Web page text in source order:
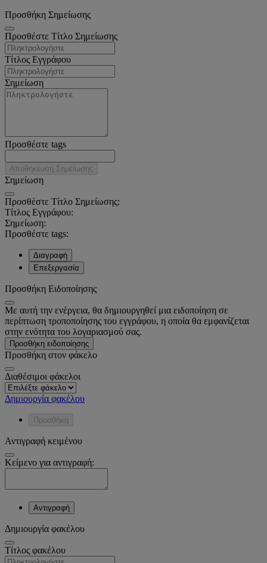
Προσθήκη Σημείωσης
Προσθέστε Τίτλο Σημείωσης
Τίτλος Εγγράφου
Σημείωση
Προσθέστε tags
Αποθήκευση Σημείωσης
Σημείωση
Προσθέστε Τίτλο Σημείωσης:
Τίτλος Εγγράφου:
Σημείωση:
Προσθέστε tags:
Διαγραφή
Επεξεργασία
Προσθήκη Ειδοποίησης
Με αυτή την ενέργεια, θα δημιουργηθεί μια ειδοποίηση σε
περίπτωση τροποποίησης του εγγράφου, η οποία θα εμφανίζεται
στην ενότητα του λογαριασμού σας.
Προσθήκη ειδοποίησης
Προσθήκη στον φάκελο
Διαθέσιμοι φάκελοι
Δημιουργία φακέλου
Προσθήκη
Αντιγραφή κειμένου
Κείμενο για αντιγραφή:
Αντιγραφή
Δημιουργία φακέλου
Tίτλος φακέλου